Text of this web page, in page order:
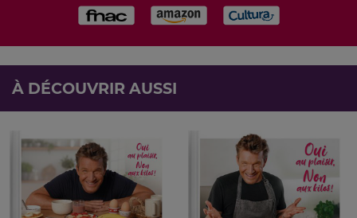
À DÉCOUVRIR AUSSI